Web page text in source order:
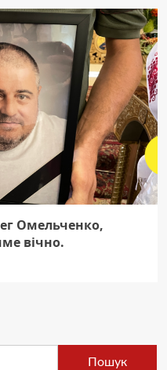
Омельченко,
вічно.
Пошук